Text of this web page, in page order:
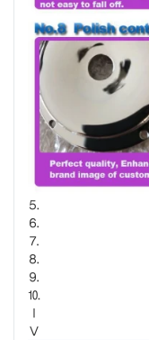
⒌
⒍
⒎
⒏
⒐
⒑
Ⅰ
Ⅴ